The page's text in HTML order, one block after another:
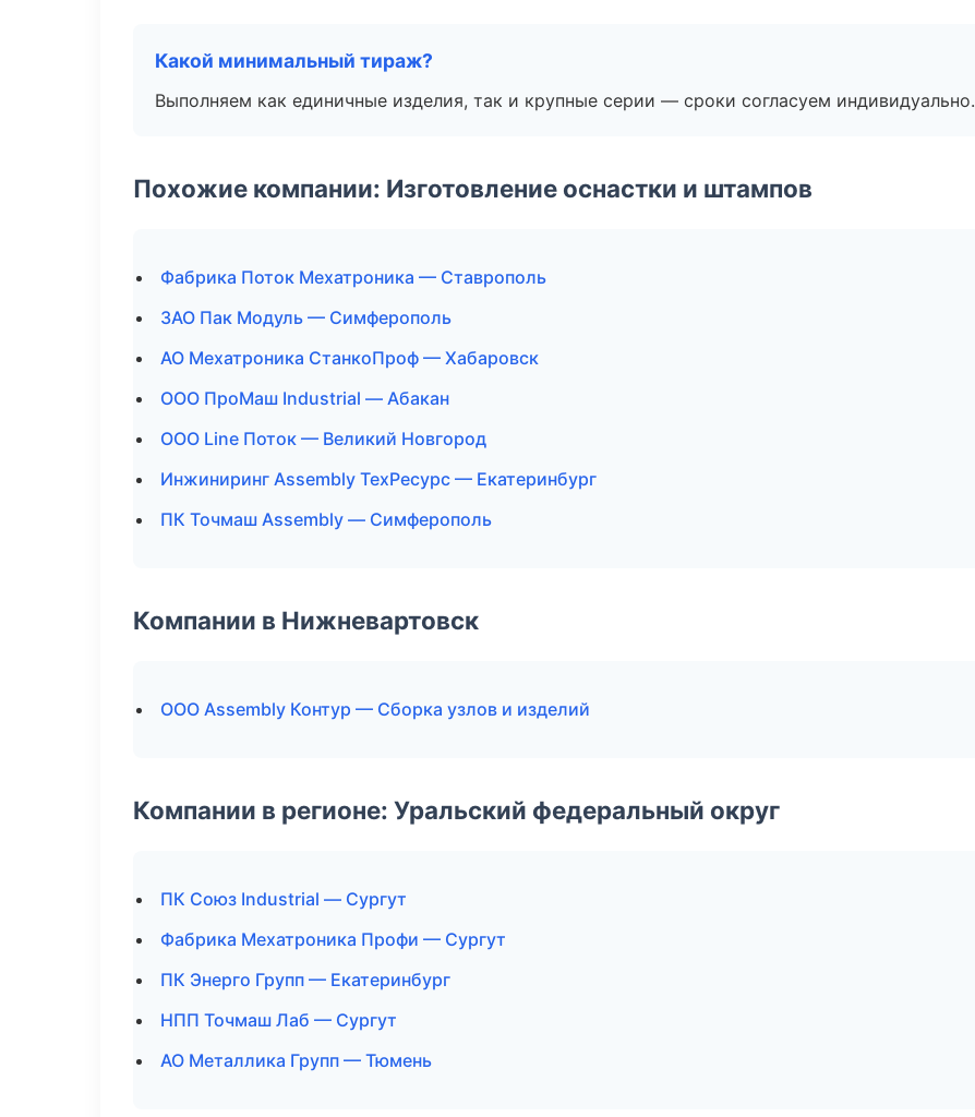
Какой минимальный тираж?
Выполняем как единичные изделия, так и крупные серии — сроки согласуем индивидуально.
Похожие компании: Изготовление оснастки и штампов
Фабрика Поток Мехатроника — Ставрополь
ЗАО Пак Модуль — Симферополь
АО Мехатроника СтанкоПроф — Хабаровск
ООО ПроМаш Industrial — Абакан
ООО Line Поток — Великий Новгород
Инжиниринг Assembly ТехРесурс — Екатеринбург
ПК Точмаш Assembly — Симферополь
Компании в Нижневартовск
ООО Assembly Контур — Сборка узлов и изделий
Компании в регионе: Уральский федеральный округ
ПК Союз Industrial — Сургут
Фабрика Мехатроника Профи — Сургут
ПК Энерго Групп — Екатеринбург
НПП Точмаш Лаб — Сургут
АО Металлика Групп — Тюмень